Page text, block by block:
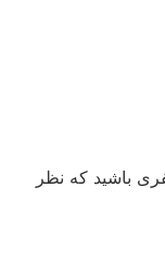
باشید که نظر